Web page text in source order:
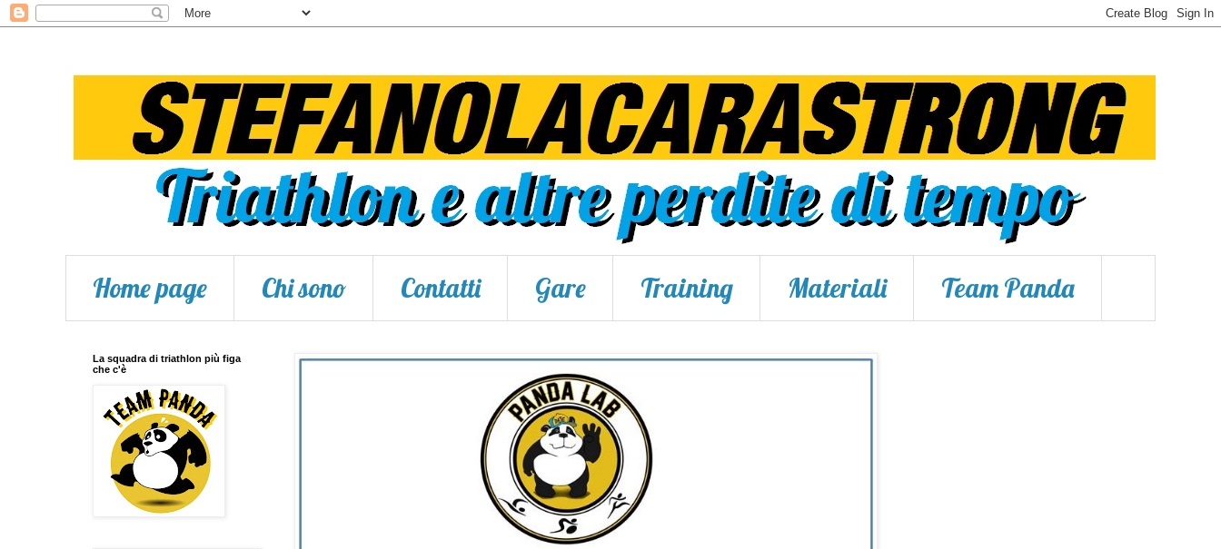
Home page Chi sono Contatti Gare Training Materiali Team Panda
La squadra di triathlon più figa
che c'è